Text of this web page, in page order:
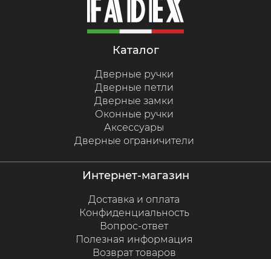
каталог
Дверные ручки
Дверные петли
Дверные замки
Оконные ручки
Аксессуары
Дверные ограничители
интернет-магазин
Доставка и оплата
Конфиденциальность
Вопрос-ответ
Полезная информация
Возврат товаров